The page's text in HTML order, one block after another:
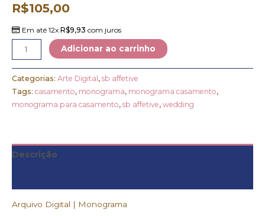
R$105,00
Em até 12xR$9,93 com juros
Adicionar ao carrinho
Categorias: Arte Digital , sb affetive
Tags: casamento, monograma, monograma casamento,
monograma para casamento, sb affetive, wedding
Descrição
Arquivo Digital | Monograma